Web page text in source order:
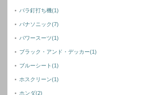
バラ釘打ち機(1)
パナソニック(7)
パワースーツ(1)
ブラック・アンド・デッカー(1)
ブルーシート(1)
ホスクリーン(1)
ホンダ(2)